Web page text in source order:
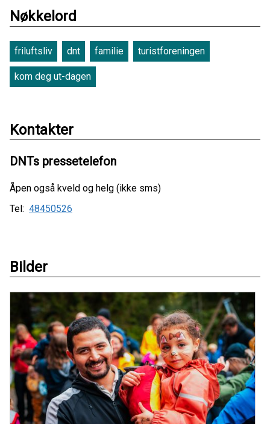
Nøkkelord
friluftsliv dnt familie turistforeningen
kom deg ut-dagen
Kontakter
DNTs pressetelefon
Åpen også kveld og helg (ikke sms)
Tel: 48450526
Bilder